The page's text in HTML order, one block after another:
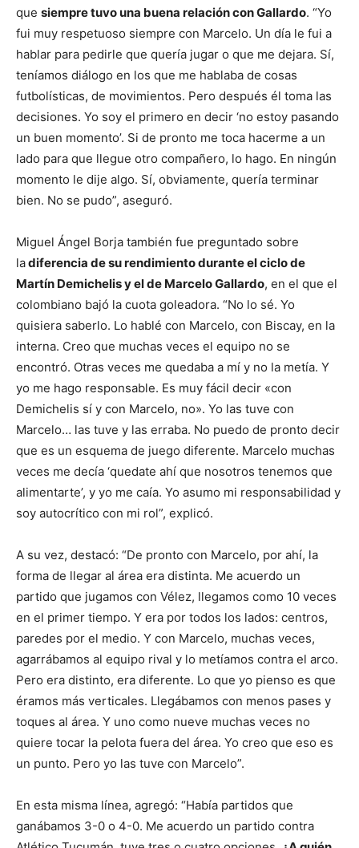
que siempre tuvo una buena relación con Gallardo. “Yo
fui muy respetuoso siempre con Marcelo. Un día le fui a
hablar para pedirle que quería jugar o que me dejara. Sí,
teníamos diálogo en los que me hablaba de cosas
futbolísticas, de movimientos. Pero después él toma las
decisiones. Yo soy el primero en decir ‘no estoy pasando
un buen momento’. Si de pronto me toca hacerme a un
lado para que llegue otro compañero, lo hago. En ningún
momento le dije algo. Sí, obviamente, quería terminar
bien. No se pudo”, aseguró.
Miguel Ángel Borja también fue preguntado sobre
ladiferencia de su rendimiento durante el ciclo de
Martín Demichelis y el de Marcelo Gallardo, en el que el
colombiano bajó la cuota goleadora. “No lo sé. Yo
quisiera saberlo. Lo hablé con Marcelo, con Biscay, en la
interna. Creo que muchas veces el equipo no se
encontró. Otras veces me quedaba a mí y no la metía. Y
yo me hago responsable. Es muy fácil decir «con
Demichelis sí y con Marcelo, no». Yo las tuve con
Marcelo… las tuve y las erraba. No puedo de pronto decir
que es un esquema de juego diferente. Marcelo muchas
veces me decía ‘quedate ahí que nosotros tenemos que
alimentarte’, y yo me caía. Yo asumo mi responsabilidad y
soy autocrítico con mi rol”, explicó.
A su vez, destacó: “De pronto con Marcelo, por ahí, la
forma de llegar al área era distinta. Me acuerdo un
partido que jugamos con Vélez, llegamos como 10 veces
en el primer tiempo. Y era por todos los lados: centros,
paredes por el medio. Y con Marcelo, muchas veces,
agarrábamos al equipo rival y lo metíamos contra el arco.
Pero era distinto, era diferente. Lo que yo pienso es que
éramos más verticales. Llegábamos con menos pases y
toques al área. Y uno como nueve muchas veces no
quiere tocar la pelota fuera del área. Yo creo que eso es
un punto. Pero yo las tuve con Marcelo”.
En esta misma línea, agregó: “Había partidos que
ganábamos 3-0 o 4-0. Me acuerdo un partido contra